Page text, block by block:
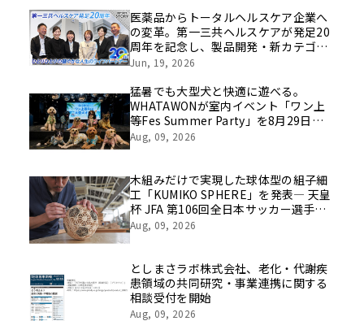
医薬品からトータルヘルスケア企業へ
の変革。第一三共ヘルスケアが発足20
周年を記念し、製品開発・新カテゴリ
挑戦の舞台や旧社統合時のエピソード
像を公開！
Jun, 19, 2026
猛暑でも大型犬と快適に遊べる。
WHATAWONが室内イベント「ワン上
等Fes Summer Party」を8月29日開
催
Aug, 09, 2026
木組みだけで実現した球体型の組子細
工「KUMIKO SPHERE」を発表― 天皇
杯 JFA 第106回全日本サッカー選手権
大会の公式ビジュアルにも採用 ―
Aug, 09, 2026
としまさラボ株式会社、老化・代謝疾
患領域の共同研究・事業連携に関する
相談受付を開始
Aug, 09, 2026